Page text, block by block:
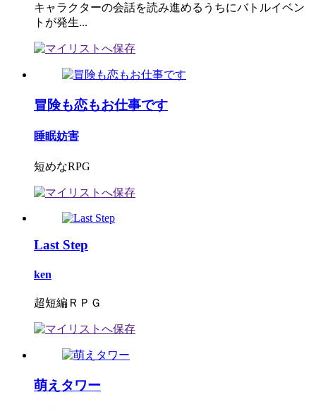
キャラクターの会話を読み進めるうちにバトルイベン
トが発生...
冒険も恋もお仕事です
睡眠妨害
短めなRPG
Last Step
ken
超短編ＲＰＧ
萌えタワー